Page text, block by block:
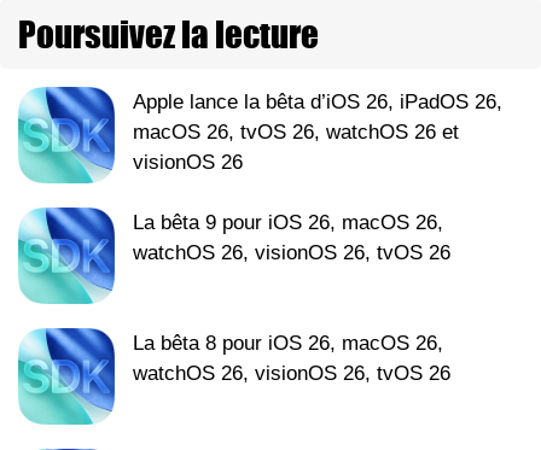
Poursuivez la lecture
Apple lance la bêta d’iOS 26, iPadOS 26,
macOS 26, tvOS 26, watchOS 26 et
visionOS 26
La bêta 9 pour iOS 26, macOS 26,
watchOS 26, visionOS 26, tvOS 26
La bêta 8 pour iOS 26, macOS 26,
watchOS 26, visionOS 26, tvOS 26